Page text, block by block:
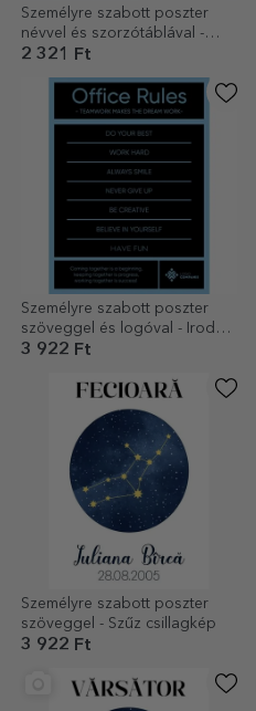
Személyre szabott poszter
névvel és szorzótáblával -
Robotok
2 321 Ft
Személyre szabott poszter
szöveggel és logóval - Irodai
szabályok
3 922 Ft
Személyre szabott poszter
szöveggel - Szűz csillagkép
3 922 Ft